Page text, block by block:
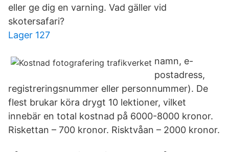
eller ge dig en varning. Vad gäller vid
skotersafari?
Lager 127
namn, e-
postadress,
registreringsnummer eller personnummer). De
flest brukar köra drygt 10 lektioner, vilket
innebär en total kostnad på 6000-8000 kronor.
Riskettan – 700 kronor. Risktvåan – 2000 kronor.